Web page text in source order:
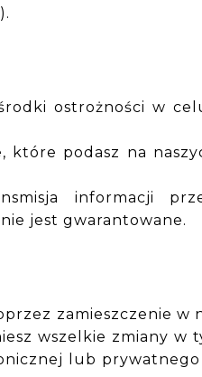
ostrożności w
podasz na
informacji
jest gwarantowane.
zamieszczenie
wszelkie zmiany w
lub prywatnego